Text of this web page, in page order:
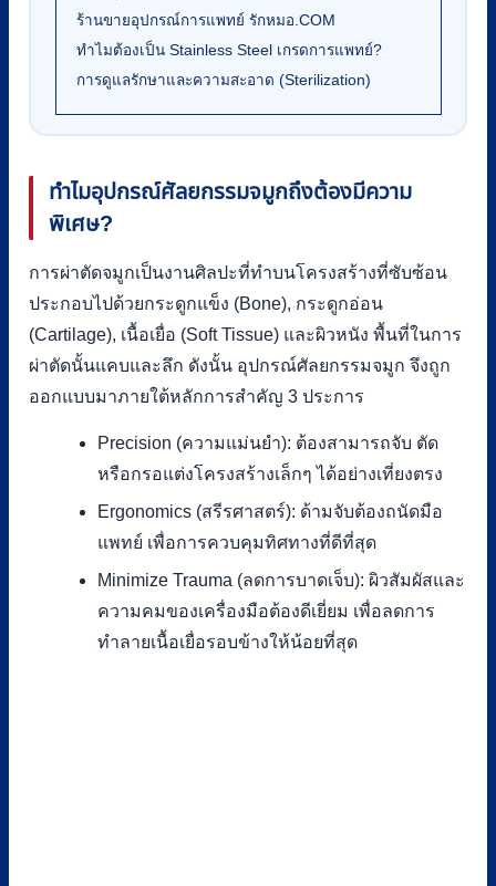
ร้านขายอุปกรณ์การแพทย์ รักหมอ.COM
ทำไมต้องเป็น Stainless Steel เกรดการแพทย์?
การดูแลรักษาและความสะอาด (Sterilization)
ทำไมอุปกรณ์ศัลยกรรมจมูกถึงต้องมีความ
พิเศษ?
การผ่าตัดจมูกเป็นงานศิลปะที่ทำบนโครงสร้างที่ซับซ้อน
ประกอบไปด้วยกระดูกแข็ง (Bone), กระดูกอ่อน
(Cartilage), เนื้อเยื่อ (Soft Tissue) และผิวหนัง พื้นที่ในการ
ผ่าตัดนั้นแคบและลึก ดังนั้น อุปกรณ์ศัลยกรรมจมูก จึงถูก
ออกแบบมาภายใต้หลักการสำคัญ 3 ประการ
Precision (ความแม่นยำ): ต้องสามารถจับ ตัด
หรือกรอแต่งโครงสร้างเล็กๆ ได้อย่างเที่ยงตรง
Ergonomics (สรีรศาสตร์): ด้ามจับต้องถนัดมือ
แพทย์ เพื่อการควบคุมทิศทางที่ดีที่สุด
Minimize Trauma (ลดการบาดเจ็บ): ผิวสัมผัสและ
ความคมของเครื่องมือต้องดีเยี่ยม เพื่อลดการ
ทำลายเนื้อเยื่อรอบข้างให้น้อยที่สุด